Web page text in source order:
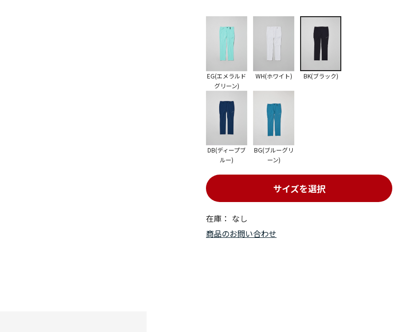
在庫： なし
サイズを選択
EG(エメラルド
グリーン)
WH(ホワイト) BK(ブラック)
DB(ディープブ
ルー)
BG(ブルーグリ
ーン)
商品のお問い合わせ